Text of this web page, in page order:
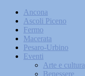
Ancona
Ascoli Piceno
Fermo
Macerata
Pesaro-Urbino
Eventi
Arte e cultura
Benessere